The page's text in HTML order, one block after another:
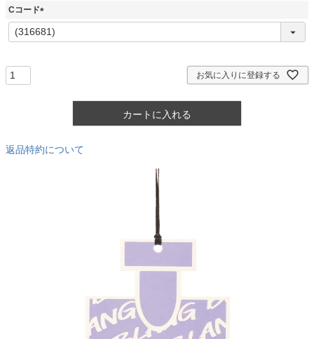
須
Cコード
(
必
お気に入りに登録する
カートに入れる
返品特約について